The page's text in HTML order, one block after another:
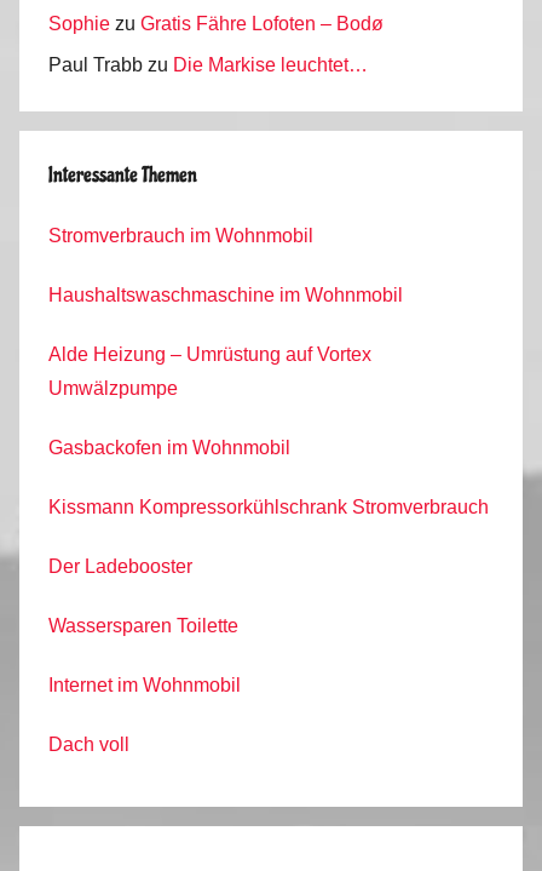
Sophie zu Gratis Fähre Lofoten – Bodø
Paul Trabb zu Die Markise leuchtet…
Interessante Themen
Stromverbrauch im Wohnmobil
Haushaltswaschmaschine im Wohnmobil
Alde Heizung – Umrüstung auf Vortex
Umwälzpumpe
Gasbackofen im Wohnmobil
Kissmann Kompressorkühlschrank Stromverbrauch
Der Ladebooster
Wassersparen Toilette
Internet im Wohnmobil
Dach voll